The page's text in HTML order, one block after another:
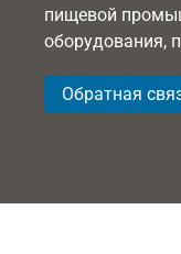
пищевой
оборудования,
Обратная